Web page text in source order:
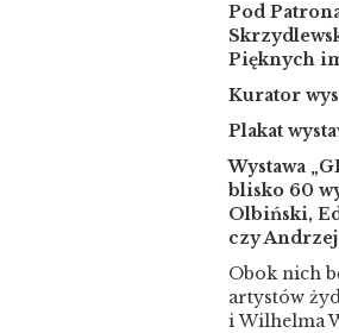
Pod
Pięknych
Kurator
Plakat
Wystawa
blisko 60
Olbiński,
czy
Obok nich
artystów
i Wilhelma